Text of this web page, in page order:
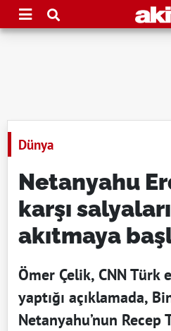
Dünya
Netanyahu
karşı
akıtmaya
Ömer Çelik, CNN Türk
yaptığı açıklamada,
Netanyahu’nun Recep